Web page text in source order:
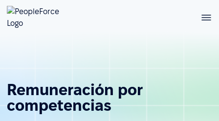
Remuneración por
competencias